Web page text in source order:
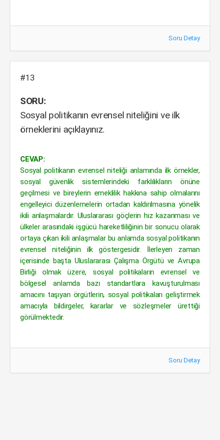
Soru Detay
#13
SORU:
Sosyal politikanın evrensel niteliğini ve ilk
örneklerini açıklayınız.
CEVAP:
Sosyal politikanın evrensel niteliği anlamında ilk örnekler,
sosyal güvenlik sistemlerindeki farklılıkların önüne
geçilmesi ve bireylerin emeklilik hakkına sahip olmalarını
engelleyici düzenlemelerin ortadan kaldırılmasına yönelik
ikili anlaşmalardır. Uluslararası göçlerin hız kazanması ve
ülkeler arasındaki işgücü hareketliliğinin bir sonucu olarak
ortaya çıkan ikili anlaşmalar bu anlamda sosyal politikanın
evrensel niteliğinin ilk göstergesidir. İlerleyen zaman
içerisinde başta Uluslararası Çalışma Örgütü ve Avrupa
Birliği olmak üzere, sosyal politikaların evrensel ve
bölgesel anlamda bazı standartlara kavuşturulması
amacını taşıyan örgütlerin, sosyal politikaları geliştirmek
amacıyla bildirgeler, kararlar ve sözleşmeler ürettiği
görülmektedir.
Soru Detay